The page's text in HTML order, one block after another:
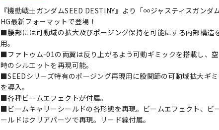
『機動戦士ガンダムSEED DESTINY』より「∞ジャスティスガンダ
HG最新フォーマットで登場！
■腰部には可動域の拡大及びポージング保持を可能にする内部構造
用。
■ファトゥム-01の両翼は反り上がるよう可動ギミックを搭載し、
時のシルエットを再現可能。
■SEEDシリーズ特有のポージング再現用に股関節の可動域拡大ギミ
を導入。
■各種ビームエフェクトが付属。
■ビームキャリーシールドの各形態を再現。ビームエフェクト、ビ
ールドはクリアパーツで再現。リード線付属。